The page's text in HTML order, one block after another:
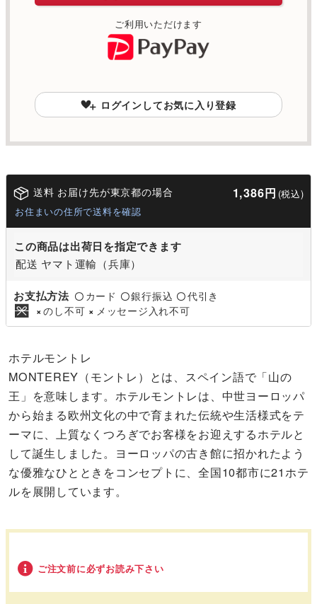
ご利用いただけます
ログインしてお気に入り登録
送料 お届け先が東京都の場合 1,386円 (税込)
お住まいの住所で送料を確認
この商品は出荷日を指定できます
配送 ヤマト運輸（兵庫）
お支払方法 〇 カード 〇銀行振込 〇代引き
× のし不可 × メッセージ入れ不可
ホテルモントレ
MONTEREY（モントレ）とは、スペイン語で「山の
王」を意味します。ホテルモントレは、中世ヨーロッパ
から始まる欧州文化の中で育まれた伝統や生活様式をテ
ーマに、上質なくつろぎでお客様をお迎えするホテルと
して誕生しました。ヨーロッパの古き館に招かれたよう
な優雅なひとときをコンセプトに、全国10都市に21ホテ
ルを展開しています。
ご注文前に必ずお読み下さい